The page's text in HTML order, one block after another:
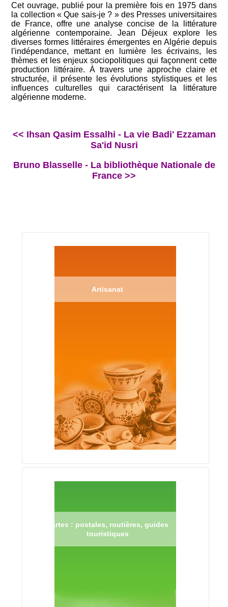
Cet ouvrage, publié pour la première fois en 1975 dans
la collection « Que sais-je ? » des Presses universitaires
de France, offre une analyse concise de la littérature
algérienne contemporaine. Jean Déjeux explore les
diverses formes littéraires émergentes en Algérie depuis
l'indépendance, mettant en lumière les écrivains, les
thèmes et les enjeux sociopolitiques qui façonnent cette
production littéraire. À travers une approche claire et
structurée, il présente les évolutions stylistiques et les
influences culturelles qui caractérisent la littérature
algérienne moderne.​
<< Ihsan Qasim Essalhi - La vie Badi' Ezzaman
Sa'id Nusri
Bruno Blasselle - La bibliothèque Nationale de
France >>
Artisanat
Cartes : postales, routières, guides
touristiques